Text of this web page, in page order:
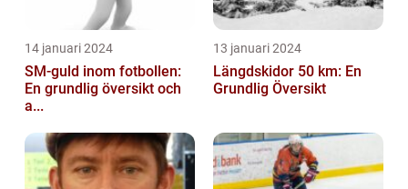
14 januari 2024
SM-guld inom fotbollen:
En grundlig översikt och
a...
13 januari 2024
Längdskidor 50 km: En
Grundlig Översikt